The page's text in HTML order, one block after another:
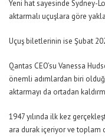
Yeni hat sayesinde Sydney-
aktarmalı uçuşlara göre
Uçuş biletlerinin ise Şubat
Qantas CEO’su Vanessa
önemli adımlardan biri
aktarmayı da ortadan
1947 yılında ilk kez
ara durak içeriyor ve toplam